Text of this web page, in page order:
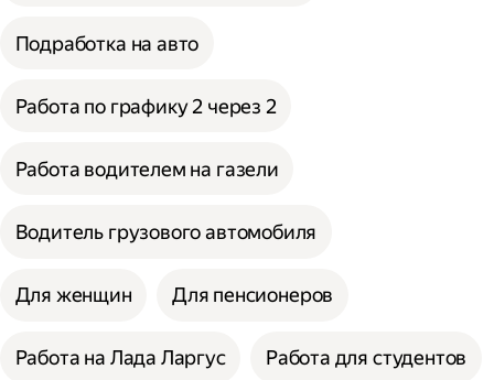
Подработка на авто
Работа по графику 2 через 2
Работа водителем на газели
Водитель грузового автомобиля
Для женщин Для пенсионеров
Работа на Лада Ларгус Работа для студентов